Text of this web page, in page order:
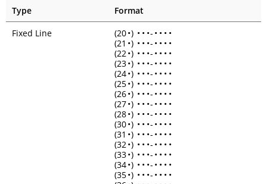
Type
Format
Fixed Line
(20•) • • •- • • • •
(21 •) • • •- • • • •
(22•) • • •- • • • •
(23•) • • •- • • • •
(24•) • • •- • • • •
(25•) • • •- • • • •
(26•) • • •- • • • •
(27•) • • •- • • • •
(28•) • • •- • • • •
(30•) • • •- • • • •
(31 •) • • •- • • • •
(32•) • • •- • • • •
(33•) • • •- • • • •
(34•) • • •- • • • •
(35•) • • •- • • • •